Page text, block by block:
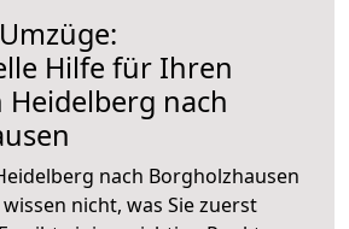
Hilfe für Ihren
Heidelberg nach
nach Borgholzhausen
nicht, was Sie zuerst